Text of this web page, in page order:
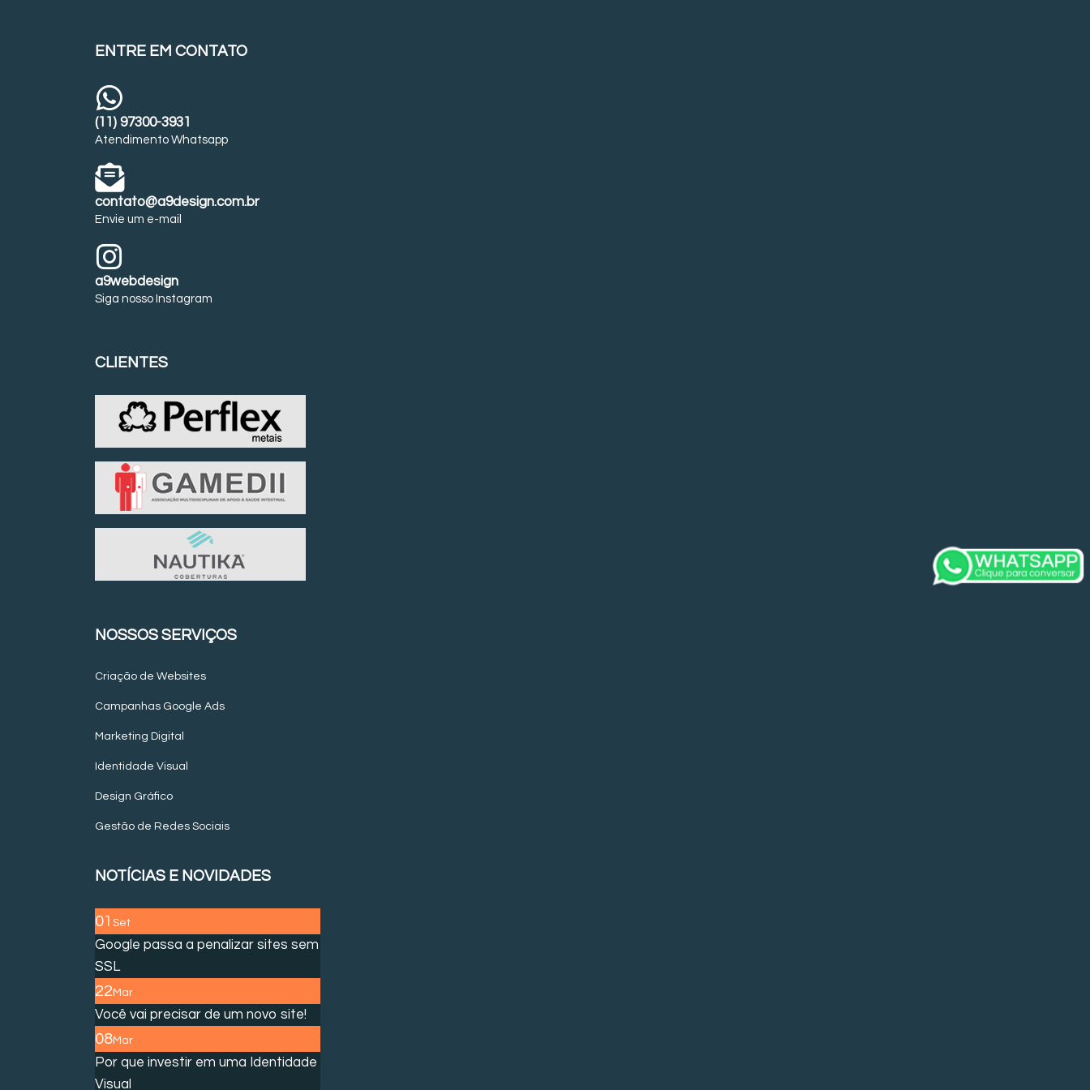
ENTRE EM CONTATO
(11) 97300-3931
Atendimento Whatsapp
contato@a9design.com.br
Envie um e-mail
a9webdesign
Siga nosso Instagram
CLIENTES
NOSSOS SERVIÇOS
Criação de Websites
Campanhas Google Ads
Marketing Digital
Identidade Visual
Design Gráfico
Gestão de Redes Sociais
NOTÍCIAS E NOVIDADES
01 Set
Google passa a penalizar sites sem
SSL
22Mar
Você vai precisar de um novo site!
08Mar
Por que investir em uma Identidade
Visual